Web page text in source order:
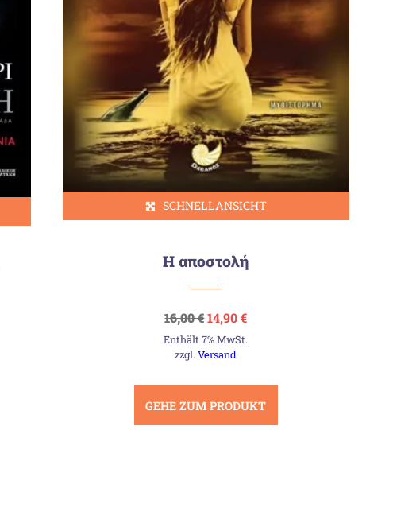
SCHNELLANSICHT
Η αποστολή
16,00€Ursprünglicher
Preis
war:
16,00 €
14,90€Aktueller
ist:
Enthält 7% MwSt.
zzgl.Versand
GEHE ZUM PRODUKT